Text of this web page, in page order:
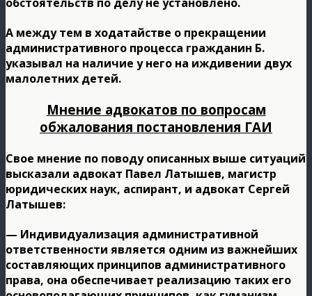
А между тем в ходатайстве о прекращении
административного процесса гражданин Б.
указывал на наличие у него на иждивении двух
малолетних детей.
Мнение адвокатов по вопросам
обжалования постановления ГАИ
Свое мнение по поводу описанных выше ситуаций
высказали адвокат Павел Латышев, магистр
юридических наук, аспирант, и адвокат Сергей
Латышев:
— Индивидуализация административной
ответственности является одним из важнейших
составляющих принципов административного
права, она обеспечивает реализацию таких его